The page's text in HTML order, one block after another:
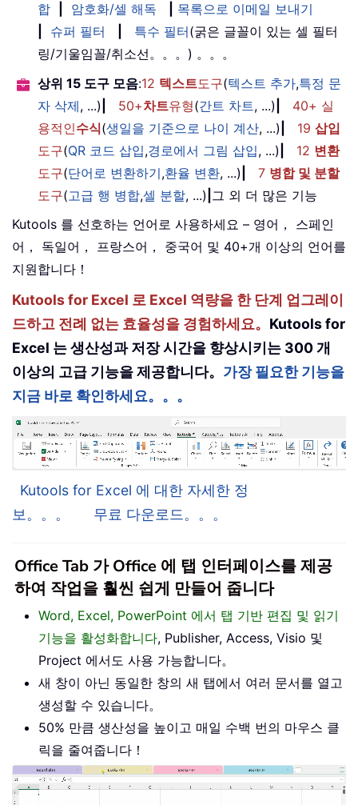
합
암호화/셀 해독
목록으로 이메일 보내기
슈퍼 필터 특수 필터(굵은 글꼴이 있는 셀 필터
링/기울임꼴/취소선。。。) 。。。
상위 15 도구 모음:12 텍스트도구(텍스트 추가,특정 문
자 삭제, ...) 50+차트유형(간트 차트, ...)
40+ 실
용적인수식(생일을 기준으로 나이 계산, ...) 19 삽입
도구(QR 코드 삽입,경로에서 그림 삽입, ...) 12 변환
도구(단어로 변환하기,환율 변환, ...) 7 병합 및 분할
도구(고급 행 병합,셀 분할, ...) 그 외 더 많은 기능
Kutools 를 선호하는 언어로 사용하세요 – 영어， 스페인
어， 독일어， 프랑스어， 중국어 및 40+개 이상의 언어를
지원합니다！
Kutools for Excel 로 Excel 역량을 한 단계 업그레이
드하고 전례 없는 효율성을 경험하세요。 Kutools for
Excel 는 생산성과 저장 시간을 향상시키는 300 개
이상의 고급 기능을 제공합니다。 가장 필요한 기능을
지금 바로 확인하세요。。。
Kutools for Excel 에 대한 자세한 정
보。。。
무료 다운로드。。。
Office Tab 가 Office 에 탭 인터페이스를 제공
하여 작업을 훨씬 쉽게 만들어 줍니다
Word, Excel, PowerPoint 에서 탭 기반 편집 및 읽기
기능을 활성화합니다, Publisher, Access, Visio 및
Project 에서도 사용 가능합니다。
새 창이 아닌 동일한 창의 새 탭에서 여러 문서를 열고
생성할 수 있습니다。
50% 만큼 생산성을 높이고 매일 수백 번의 마우스 클
릭을 줄여줍니다！